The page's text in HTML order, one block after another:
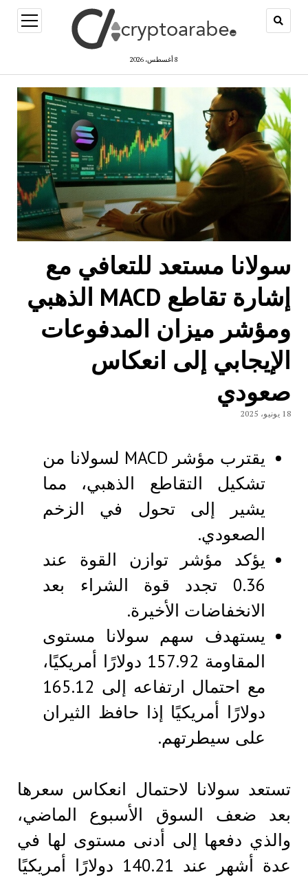
8 أغسطس، 2026
open
menu
سولانا مستعد للتعافي مع
إشارة تقاطع MACD الذهبي
ومؤشر ميزان المدفوعات
الإيجابي إلى انعكاس
صعودي
18 يونيو، 2025
يقترب مؤشر MACD لسولانا من
تشكيل التقاطع الذهبي، مما
يشير إلى تحول في الزخم
الصعودي.
يؤكد مؤشر توازن القوة عند
0.36 تجدد قوة الشراء بعد
الانخفاضات الأخيرة.
يستهدف سهم سولانا مستوى
المقاومة 157.92 دولارًا أمريكيًا،
مع احتمال ارتفاعه إلى 165.12
دولارًا أمريكيًا إذا حافظ الثيران
على سيطرتهم.
تستعد سولانا لاحتمال انعكاس سعرها
بعد ضعف السوق الأسبوع الماضي،
والذي دفعها إلى أدنى مستوى لها في
عدة أشهر عند 140.21 دولارًا أمريكيًا